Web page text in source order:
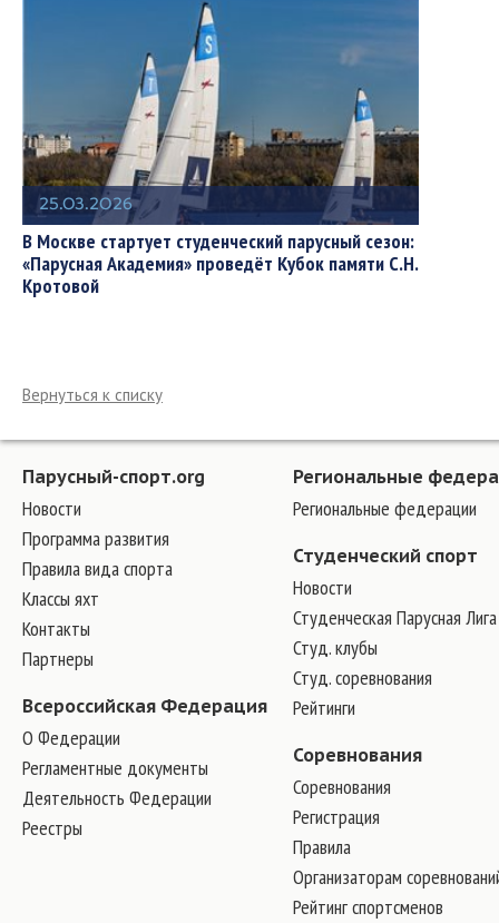
25.03.2026
В Москве стартует студенческий парусный сезон:
«Парусная Академия» проведёт Кубок памяти С.Н.
Кротовой
Вернуться к списку
Парусный-спорт.org
Новости
Программа развития
Правила вида спорта
Классы яхт
Контакты
Партнеры
Всероссийская Федерация
О Федерации
Регламентные документы
Деятельность Федерации
Реестры
Региональные
Региональные федерации
Студенческий спорт
Новости
Студенческая Парусная Лига
Студ. клубы
Студ. соревнования
Рейтинги
Соревнования
Соревнования
Регистрация
Правила
Организаторам
Рейтинг спортсменов